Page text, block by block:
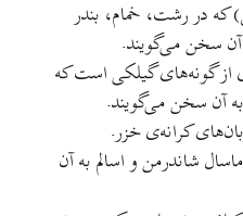
در رشت، خمام، بندر
سخن می‌گويند.
گونه‌های گيلکی است که
آن سخن می‌گويند.
شاندرمن و اسالم به آن